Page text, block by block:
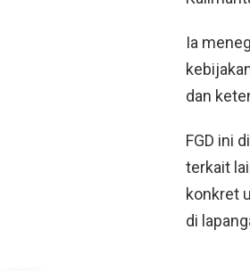
Ia
dan
FGD ini
terkait
konkret
di